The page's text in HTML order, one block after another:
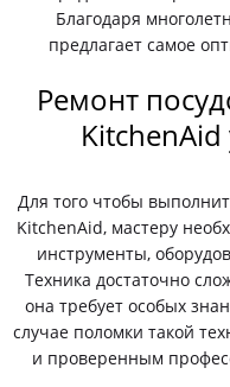
Благодаря
предлагает самое
Ремонт
Для того чтобы
KitchenAid, мастеру
инструменты,
Техника достаточно
она требует особых
случае поломки такой
и проверенным